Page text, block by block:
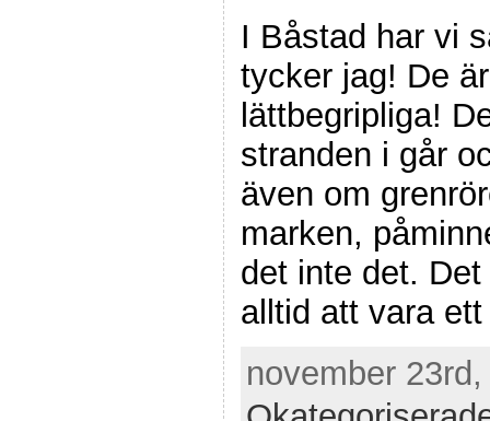
I Båstad har vi
tycker jag! De
lättbegripliga!
stranden i går
även om
marken,
det inte det.
alltid att vara
november